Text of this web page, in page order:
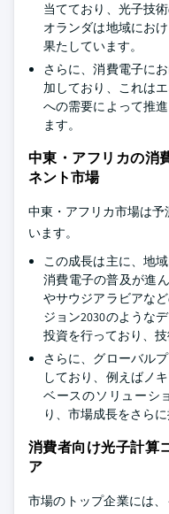
当てており、光子技
オランダは地域にお
果たしています。
さらに、消費電子に
加しており、これは
への需要によって推
ます。
中東・アフリカの消
ネント市場
中東・アフリカ市場は予
います。
この成長は主に、地
消費電子の普及が進
やサウジアラビアな
ジョン2030のような
投資を行っており、
さらに、グローバル
しており、例えばノ
ベースのソリューシ
り、市場成長をさらに
消費者向け光子計算
ア
市場のトップ企業には